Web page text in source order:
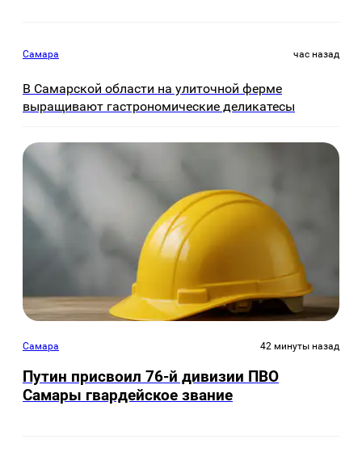
Самара час назад
В Самарской области на улиточной ферме
выращивают гастрономические деликатесы
Самара 42 минуты назад
Путин присвоил 76-й дивизии ПВО
Самары гвардейское звание